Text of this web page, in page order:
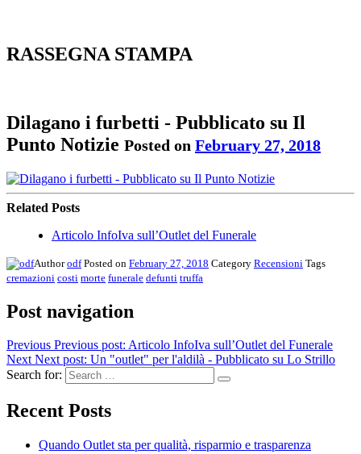
RASSEGNA STAMPA
Dilagano i furbetti - Pubblicato su Il
Punto Notizie Posted on February 27, 2018
Related Posts
Articolo InfoIva sull’Outlet del Funerale
Authorodf Posted on February 27, 2018 Category Recensioni Tags
cremazioni costi morte funerale defunti truffa
Post navigation
Previous Previous post: Articolo InfoIva sull’Outlet del Funerale
Next Next post: Un "outlet" per l'aldilà - Pubblicato su Lo Strillo
Search for:
Recent Posts
Quando Outlet sta per qualità, risparmio e trasparenza